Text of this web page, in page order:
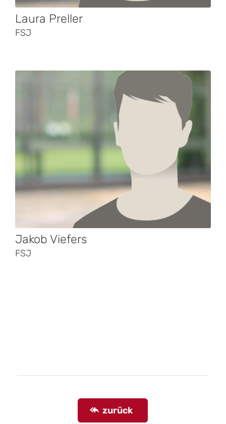
Laura Preller
FSJ
Jakob Viefers
FSJ
zurück